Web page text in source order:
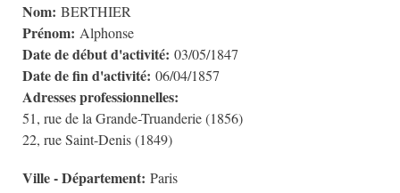
Nom: BERTHIER
Prénom: Alphonse
Date de début d'activité: 03/05/1847
Date de fin d'activité: 06/04/1857
Adresses professionnelles:
51, rue de la Grande-Truanderie (1856)
22, rue Saint-Denis (1849)
Ville - Département: Paris